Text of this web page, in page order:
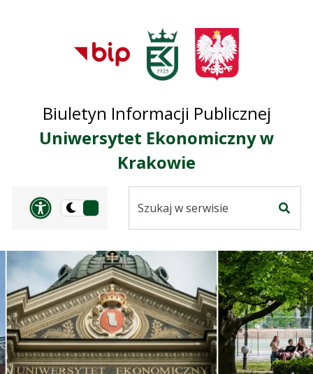
Przejdź do
głównego menu
Przejdź do treści
Przejdź do mapy
serwisu
Biuletyn Informacji Publicznej
Uniwersytet Ekonomiczny w
Krakowie
Panel dostosowania
Przełącz
ciemną
serwisie